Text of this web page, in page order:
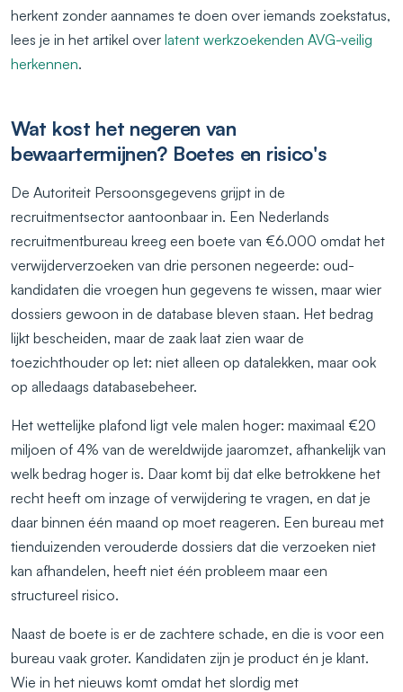
herkent zonder aannames te doen over iemands zoekstatus,
lees je in het artikel over latent werkzoekenden AVG-veilig
herkennen.
Wat kost het negeren van
bewaartermijnen? Boetes en risico's
De Autoriteit Persoonsgegevens grijpt in de
recruitmentsector aantoonbaar in. Een Nederlands
recruitmentbureau kreeg een boete van €6.000 omdat het
verwijderverzoeken van drie personen negeerde: oud-
kandidaten die vroegen hun gegevens te wissen, maar wier
dossiers gewoon in de database bleven staan. Het bedrag
lijkt bescheiden, maar de zaak laat zien waar de
toezichthouder op let: niet alleen op datalekken, maar ook
op alledaags databasebeheer.
Het wettelijke plafond ligt vele malen hoger: maximaal €20
miljoen of 4% van de wereldwijde jaaromzet, afhankelijk van
welk bedrag hoger is. Daar komt bij dat elke betrokkene het
recht heeft om inzage of verwijdering te vragen, en dat je
daar binnen één maand op moet reageren. Een bureau met
tienduizenden verouderde dossiers dat die verzoeken niet
kan afhandelen, heeft niet één probleem maar een
structureel risico.
Naast de boete is er de zachtere schade, en die is voor een
bureau vaak groter. Kandidaten zijn je product én je klant.
Wie in het nieuws komt omdat het slordig met